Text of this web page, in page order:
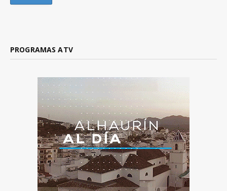
PROGRAMAS ATV